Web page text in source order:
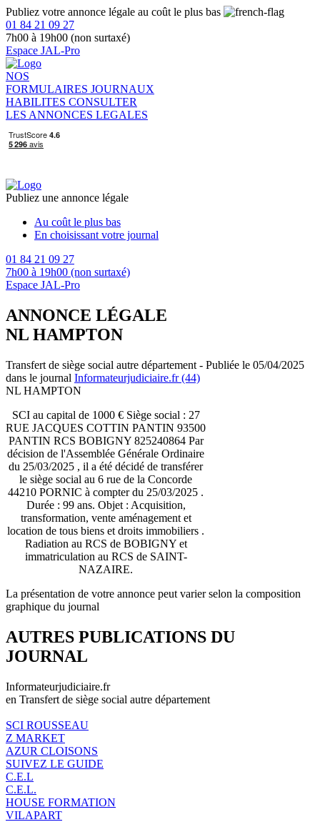
Publiez votre annonce légale au coût le plus bas
01 84 21 09 27
7h00 à 19h00 (non surtaxé)
Espace JAL-Pro
NOS
FORMULAIRES JOURNAUX
HABILITES CONSULTER
LES ANNONCES LEGALES
Publiez une annonce légale
Au coût le plus bas
En choisissant votre journal
01 84 21 09 27
7h00 à 19h00 (non surtaxé)
Espace JAL-Pro
ANNONCE LÉGALE
NL HAMPTON
Transfert de siège social autre département - Publiée le 05/04/2025
dans le journal Informateurjudiciaire.fr (44)
NL HAMPTON
SCI au capital de 1000 € Siège social : 27
RUE JACQUES COTTIN PANTIN 93500
PANTIN RCS BOBIGNY 825240864 Par
décision de l'Assemblée Générale Ordinaire
du 25/03/2025 , il a été décidé de transférer
le siège social au 6 rue de la Concorde
44210 PORNIC à compter du 25/03/2025 .
Durée : 99 ans. Objet : Acquisition,
transformation, vente aménagement et
location de tous biens et droits immobiliers .
Radiation au RCS de BOBIGNY et
immatriculation au RCS de SAINT-
NAZAIRE.
La présentation de votre annonce peut varier selon la composition
graphique du journal
AUTRES PUBLICATIONS DU
JOURNAL
Informateurjudiciaire.fr
en Transfert de siège social autre département
SCI ROUSSEAU
Z MARKET
AZUR CLOISONS
SUIVEZ LE GUIDE
C.E.L
C.E.L.
HOUSE FORMATION
VILAPART